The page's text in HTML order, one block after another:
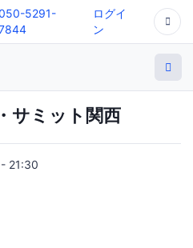
5291-
ログイ
ン
サミット関西
21:30